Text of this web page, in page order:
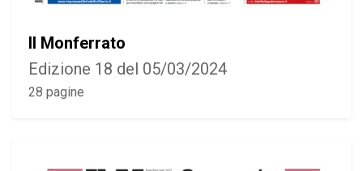
Il Monferrato
Edizione 18 del 05/03/2024
28 pagine